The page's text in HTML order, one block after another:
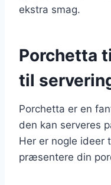
ekstra smag.
Porchetta
til
Porchetta er en
den kan serveres
Her er nogle ideer
præsentere din